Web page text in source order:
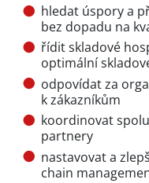
hledat úspory a
bez dopadu na
řídit skladové
optimální
odpovídat za
k zákazníkům
koordinovat
partnery
nastavovat a
chain